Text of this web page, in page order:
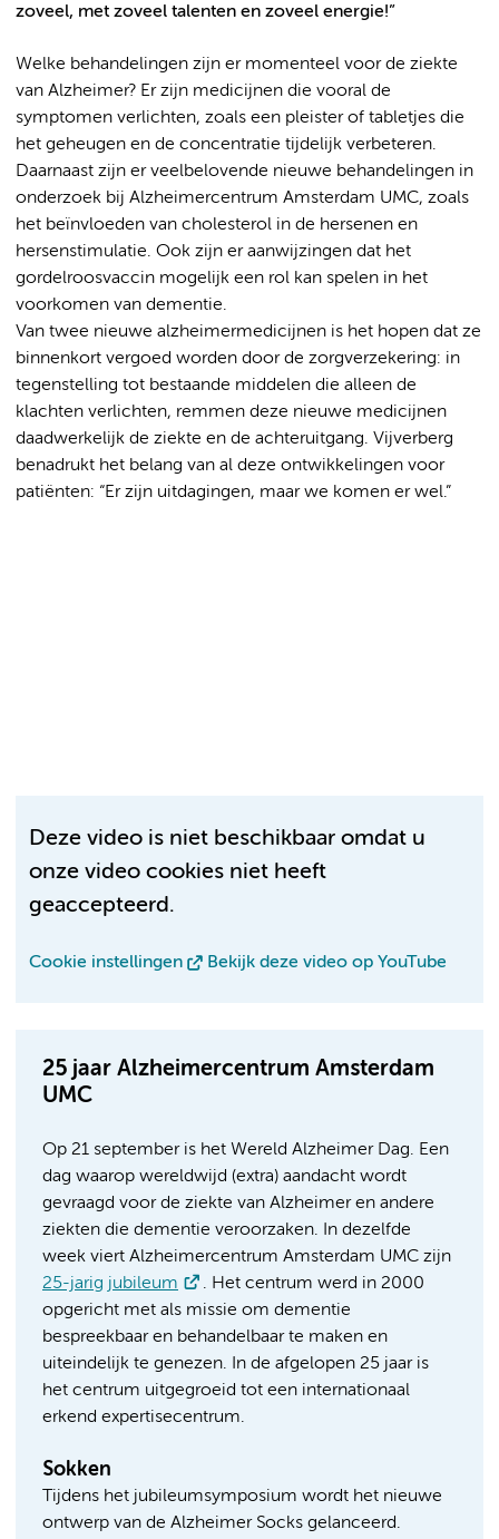
zoveel, met zoveel talenten en zoveel energie!”
Welke behandelingen zijn er momenteel voor de ziekte
van Alzheimer? Er zijn medicijnen die vooral de
symptomen verlichten, zoals een pleister of tabletjes die
het geheugen en de concentratie tijdelijk verbeteren.
Daarnaast zijn er veelbelovende nieuwe behandelingen in
onderzoek bij Alzheimercentrum Amsterdam UMC, zoals
het beïnvloeden van cholesterol in de hersenen en
hersenstimulatie. Ook zijn er aanwijzingen dat het
gordelroosvaccin mogelijk een rol kan spelen in het
voorkomen van dementie.
Van twee nieuwe alzheimermedicijnen is het hopen dat ze
binnenkort vergoed worden door de zorgverzekering: in
tegenstelling tot bestaande middelen die alleen de
klachten verlichten, remmen deze nieuwe medicijnen
daadwerkelijk de ziekte en de achteruitgang. Vijverberg
benadrukt het belang van al deze ontwikkelingen voor
patiënten: “Er zijn uitdagingen, maar we komen er wel.”
Deze video is niet beschikbaar omdat u
onze video cookies niet heeft
geaccepteerd.
Cookie instellingen Bekijk deze video op YouTube
25 jaar Alzheimercentrum Amsterdam
UMC
Op 21 september is het Wereld Alzheimer Dag. Een
dag waarop wereldwijd (extra) aandacht wordt
gevraagd voor de ziekte van Alzheimer en andere
ziekten die dementie veroorzaken. In dezelfde
week viert Alzheimercentrum Amsterdam UMC zijn
25-jarig jubileum
. Het centrum werd in 2000
opgericht met als missie om dementie
bespreekbaar en behandelbaar te maken en
uiteindelijk te genezen. In de afgelopen 25 jaar is
het centrum uitgegroeid tot een internationaal
erkend expertisecentrum.
Sokken
Tijdens het jubileumsymposium wordt het nieuwe
ontwerp van de Alzheimer Socks gelanceerd.